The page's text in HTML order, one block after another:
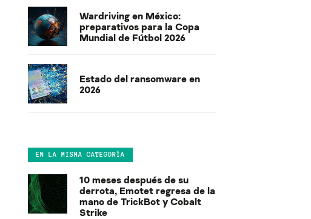
Wardriving en México:
preparativos para la Copa
Mundial de Fútbol 2026
Estado del ransomware en
2026
EN LA MISMA CATEGORÍA
10 meses después de su
derrota, Emotet regresa de la
mano de TrickBot y Cobalt
Strike